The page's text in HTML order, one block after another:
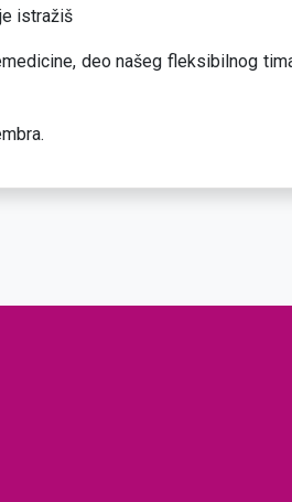
istražiš
deo našeg fleksibilnog